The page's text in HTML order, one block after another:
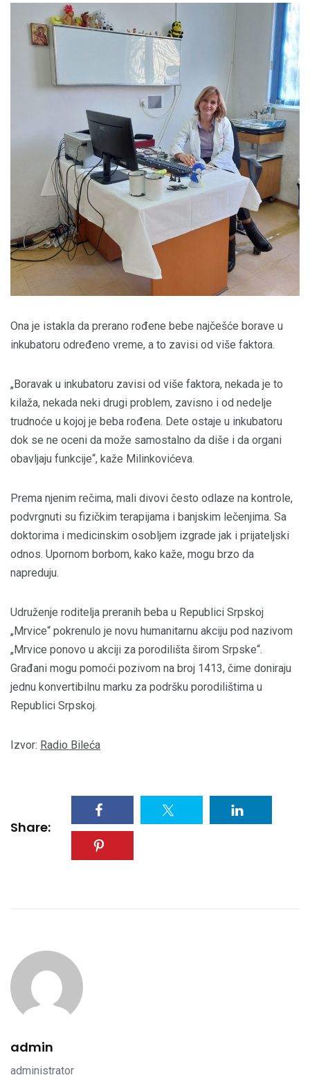
Ona je istakla da prerano rođene bebe najčešće borave u
inkubatoru određeno vreme, a to zavisi od više faktora.
„Boravak u inkubatoru zavisi od više faktora, nekada je to
kilaža, nekada neki drugi problem, zavisno i od nedelje
trudnoće u kojoj je beba rođena. Dete ostaje u inkubatoru
dok se ne oceni da može samostalno da diše i da organi
obavljaju funkcije“, kaže Milinkovićeva.
Prema njenim rečima, mali divovi često odlaze na kontrole,
podvrgnuti su fizičkim terapijama i banjskim lečenjima. Sa
doktorima i medicinskim osobljem izgrade jak i prijateljski
odnos. Upornom borbom, kako kaže, mogu brzo da
napreduju.
Udruženje roditelja preranih beba u Republici Srpskoj
„Mrvice“ pokrenulo je novu humanitarnu akciju pod nazivom
„Mrvice ponovo u akciji za porodilišta širom Srpske“.
Građani mogu pomoći pozivom na broj 1413, čime doniraju
jednu konvertibilnu marku za podršku porodilištima u
Republici Srpskoj.
Izvor: Radio Bileća
Share:
admin
administrator